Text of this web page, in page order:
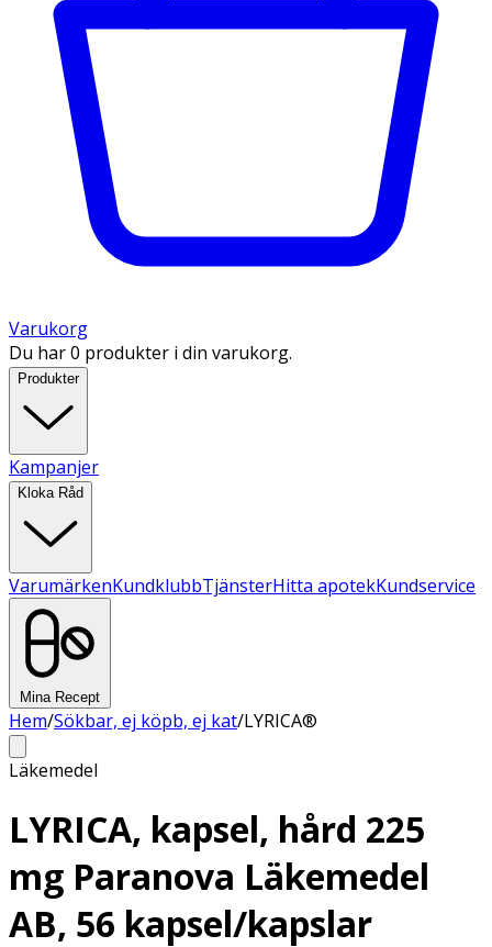
Varukorg
Du har 0 produkter i din varukorg.
Produkter
Kampanjer
Kloka Råd
VarumärkenKundklubbTjänsterHitta apotekKundservice
Mina Recept
Hem/Sökbar, ej köpb, ej kat/LYRICA®
Läkemedel
LYRICA, kapsel, hård 225
mg Paranova Läkemedel
AB, 56 kapsel/kapslar